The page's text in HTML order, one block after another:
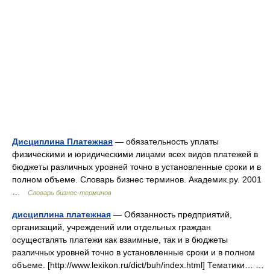
Дисциплина Платежная — обязательность уплаты
физическими и юридическими лицами всех видов платежей в
бюджеты различных уровней точно в установленные сроки и в
полном объеме. Словарь бизнес терминов. Академик.ру. 2001
Словарь бизнес-терминов
дисциплина платежная — Обязанность предприятий,
организаций, учреждений или отдельных граждан
осуществлять платежи как взаимные, так и в бюджеты
различных уровней точно в установленные сроки и в полном
объеме. [http://www.lexikon.ru/dict/buh/index.html] Тематики… …